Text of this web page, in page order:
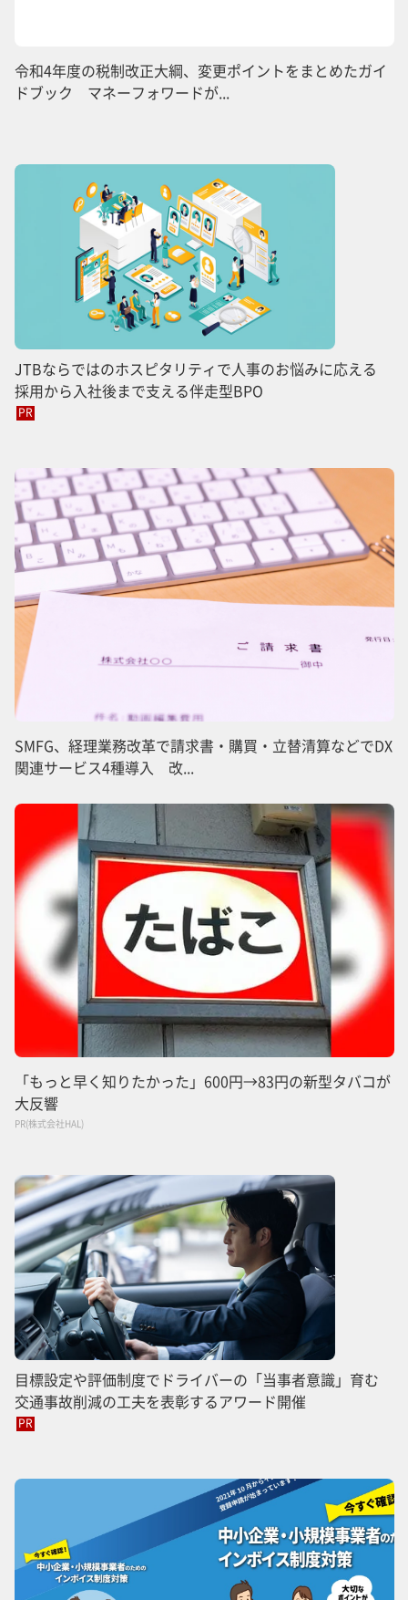
令和4年度の税制改正大綱、変更ポイントをまとめたガイ
ドブック マネーフォワードが...
JTBならではのホスピタリティで人事のお悩みに応える
採用から入社後まで支える伴走型BPO
PR
SMFG、経理業務改革で請求書・購買・立替清算などでDX
関連サービス4種導入 改...
「もっと早く知りたかった」600円→83円の新型タバコが
大反響
PR(株式会社HAL)
目標設定や評価制度でドライバーの「当事者意識」育む
交通事故削減の工夫を表彰するアワード開催
PR